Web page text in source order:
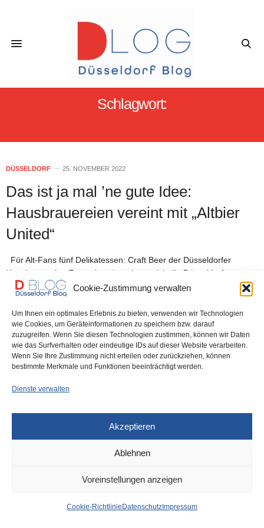
Cookie-Zustimmung verwalten
Um Ihnen ein optimales Erlebnis zu bieten, verwenden wir Technologien
wie Cookies, um Geräteinformationen zu speichern bzw. darauf
zuzugreifen. Wenn Sie diesen Technologien zustimmen, können wir Daten
wie das Surfverhalten oder eindeutige IDs auf dieser Website verarbeiten.
Wenn Sie Ihre Zustimmung nicht erteilen oder zurückziehen, können
bestimmte Merkmale und Funktionen beeinträchtigt werden.
Dienste verwalten
Akzeptieren
Ablehnen
Voreinstellungen anzeigen
Cookie-Richtlinie Datenschutz Impressum
Schlagwort:
DÜSSELDORF 25. NOVEMBER 2022
Das ist ja mal ’ne gute Idee:
Hausbrauereien vereint mit „Altbier
United“
Für Alt-Fans fünf Delikatessen: Craft Beer der Düsseldorfer
Hausbrauereien Erstmals präsentieren sich die Düsseldorfer…
IMPRESSUM DATENSCHUTZ COOKIE-RICHTLINIE (EU)